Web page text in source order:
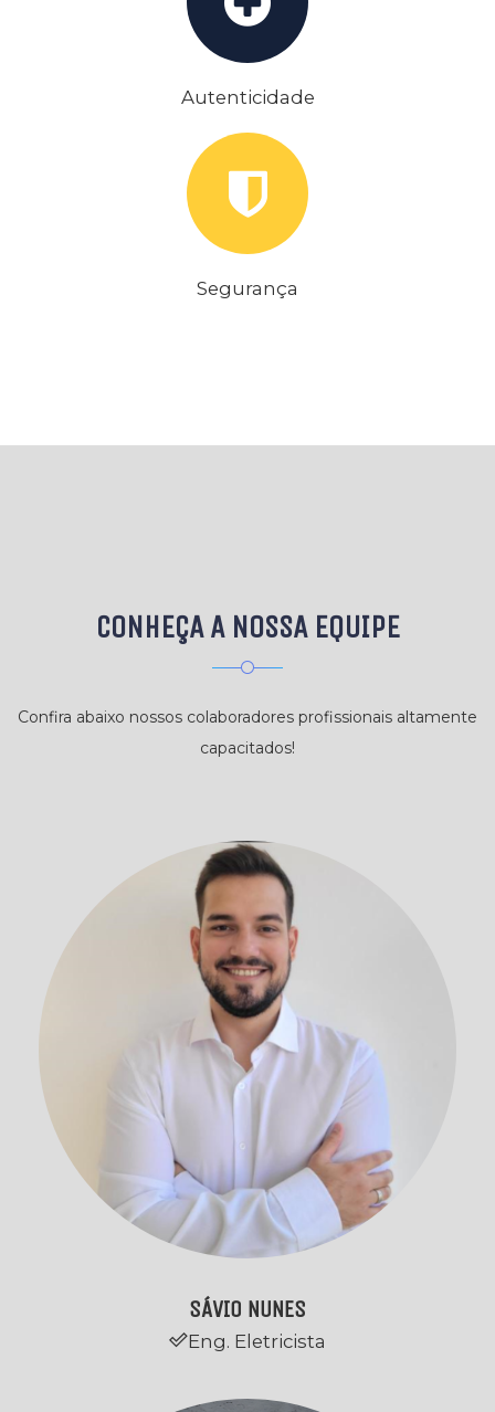
Autenticidade
Segurança
CONHEÇA A NOSSA EQUIPE
Confira abaixo nossos colaboradores profissionais altamente
capacitados!
SÁVIO NUNES
Eng. Eletricista